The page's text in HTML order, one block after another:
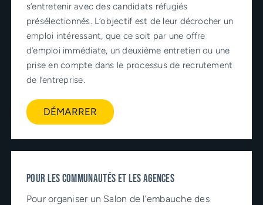
s’entretenir avec des candidats réfugiés
présélectionnés. L’objectif est de leur décrocher un
emploi intéressant, que ce soit par une offre
d’emploi immédiate, un deuxième entretien ou une
prise en compte dans le processus de recrutement
de l’entreprise.
DÉMARRER
POUR LES COMMUNAUTÉS ET LES AGENCES
Pour organiser un Salon de l’embauche des